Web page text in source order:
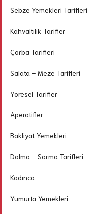
Sebze Yemekleri Tarifleri
Kahvaltılık Tarifler
Çorba Tarifleri
Salata – Meze Tarifleri
Yöresel Tarifler
Aperatifler
Bakliyat Yemekleri
Dolma – Sarma Tarifleri
Kadınca
Yumurta Yemekleri